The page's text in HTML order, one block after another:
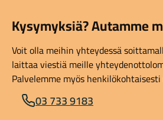
Kysymyksiä? Autamme
Voit olla meihin yhteydessä
laittaa viestiä meille
Palvelemme myös
03 733 9183